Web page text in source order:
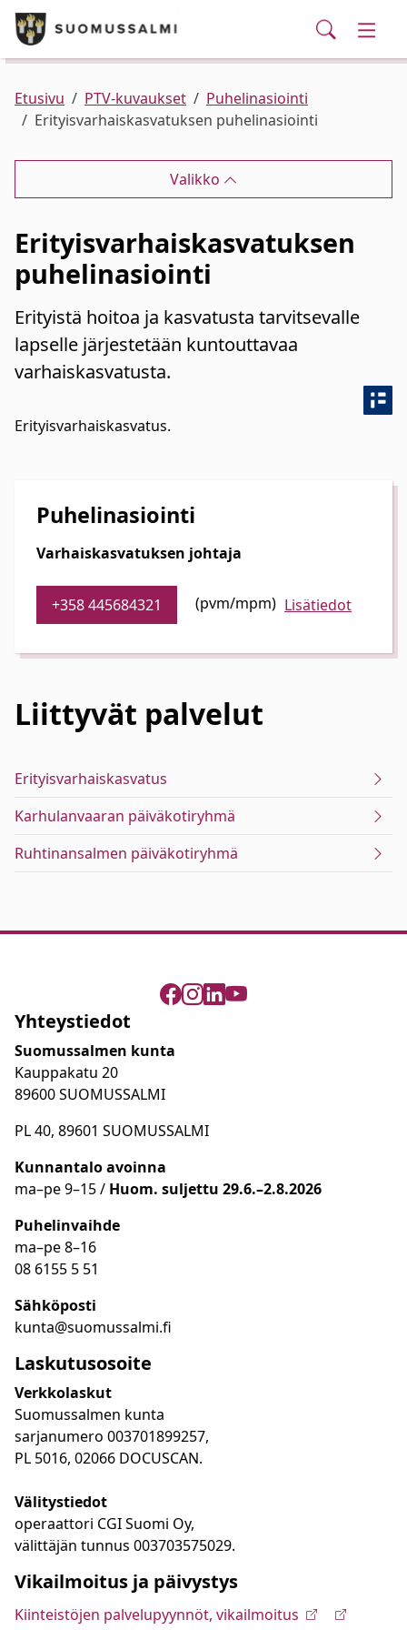
Siirry pääsisältöön
Puhelinluettelo/yhteystiedot
Palvelut
Ajankohtaista
Verkkokauppa
Haku
Kunta ja hallinto
Asuminen ja ympäristö
Elinvoima
Kulttuuri, vapaa-aika ja nuoret
Etusivu PTV-kuvaukset
Puhelinasiointi
Erityisvarhaiskasvatuksen puhelinasiointi
Valikko
Erityisvarhaiskasvatuksen
puhelinasiointi
Erityistä hoitoa ja kasvatusta tarvitsevalle
lapselle järjestetään kuntouttavaa
varhaiskasvatusta.
Erityisvarhaiskasvatus.
Puhelinasiointi
Varhaiskasvatuksen johtaja
+358 445684321 (pvm/mpm) Lisätiedot
Liittyvät palvelut
Erityisvarhaiskasvatus
Karhulanvaaran päiväkotiryhmä
Ruhtinansalmen päiväkotiryhmä
Yhteystiedot
Suomussalmen kunta
Kauppakatu 20
89600 SUOMUSSALMI
PL 40, 89601 SUOMUSSALMI
Kunnantalo avoinna
ma–pe 9–15 / Huom. suljettu 29.6.–2.8.2026
Puhelinvaihde
ma–pe 8–16
08 6155 5 51
Sähköposti
kunta@suomussalmi.fi
Laskutusosoite
Verkkolaskut
Suomussalmen kunta
sarjanumero 003701899257,
PL 5016, 02066 DOCUSCAN.
Välitystiedot
operaattori CGI Suomi Oy,
välittäjän tunnus 003703575029.
Vikailmoitus ja päivystys
Kiinteistöjen palvelupyynnöt, vikailmoitus